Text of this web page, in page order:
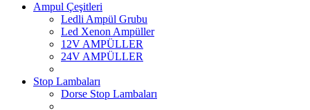
Ampul Çeşitleri
Ledli Ampül Grubu
Led Xenon Ampüller
12V AMPÜLLER
24V AMPÜLLER
Stop Lambaları
Dorse Stop Lambaları